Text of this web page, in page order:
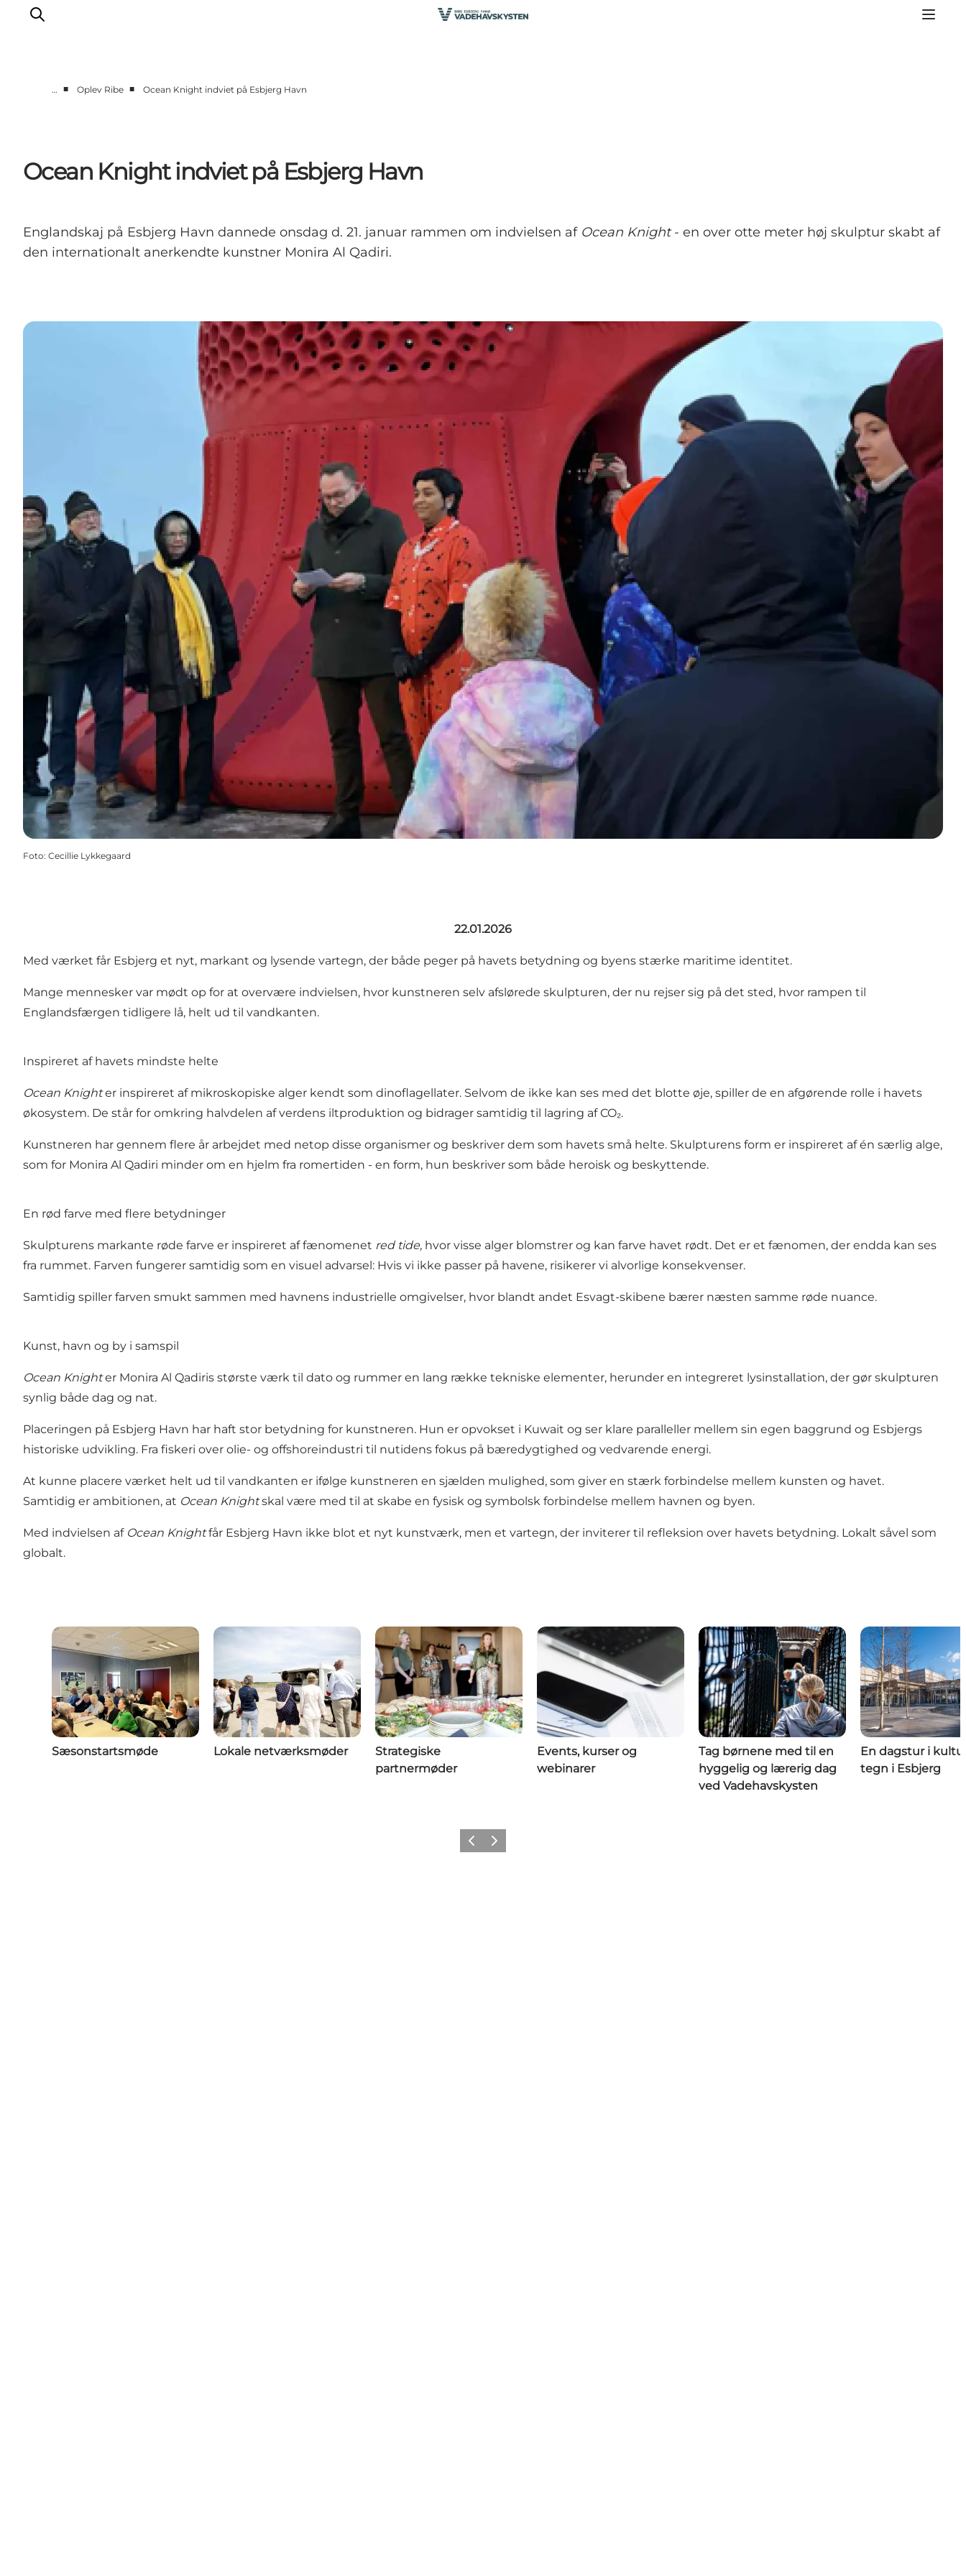
Oplev Fanø
Oplev Mandø
Det Sker
… ■ Oplev Ribe ■ Ocean Knight indviet på Esbjerg Havn
Ocean Knight indviet på Esbjerg Havn
Englandskaj på Esbjerg Havn dannede onsdag d. 21. januar rammen om indvielsen af Ocean Knight- en over otte meter høj skulptur skabt af
den internationalt anerkendte kunstner Monira Al Qadiri.
Foto: Cecillie Lykkegaard
22.01.2026
Med værket får Esbjerg et nyt, markant og lysende vartegn, der både peger på havets betydning og byens stærke maritime identitet.
Mange mennesker var mødt op for at overvære indvielsen, hvor kunstneren selv afslørede skulpturen, der nu rejser sig på det sted, hvor rampen til
Englandsfærgen tidligere lå, helt ud til vandkanten.
Inspireret af havets mindste helte
Ocean Knighter inspireret af mikroskopiske alger kendt som dinoflagellater. Selvom de ikke kan ses med det blotte øje, spiller de en afgørende rolle i havets
økosystem. De står for omkring halvdelen af verdens iltproduktion og bidrager samtidig til lagring af CO₂.
Kunstneren har gennem flere år arbejdet med netop disse organismer og beskriver dem som havets små helte. Skulpturens form er inspireret af én særlig alge,
som for Monira Al Qadiri minder om en hjelm fra romertiden - en form, hun beskriver som både heroisk og beskyttende.
En rød farve med flere betydninger
Skulpturens markante røde farve er inspireret af fænomenet red tide, hvor visse alger blomstrer og kan farve havet rødt. Det er et fænomen, der endda kan ses
fra rummet. Farven fungerer samtidig som en visuel advarsel: Hvis vi ikke passer på havene, risikerer vi alvorlige konsekvenser.
Samtidig spiller farven smukt sammen med havnens industrielle omgivelser, hvor blandt andet Esvagt-skibene bærer næsten samme røde nuance.
Kunst, havn og by i samspil
Ocean Knighter Monira Al Qadiris største værk til dato og rummer en lang række tekniske elementer, herunder en integreret lysinstallation, der gør skulpturen
synlig både dag og nat.
Placeringen på Esbjerg Havn har haft stor betydning for kunstneren. Hun er opvokset i Kuwait og ser klare paralleller mellem sin egen baggrund og Esbjergs
historiske udvikling. Fra fiskeri over olie- og offshoreindustri til nutidens fokus på bæredygtighed og vedvarende energi.
At kunne placere værket helt ud til vandkanten er ifølge kunstneren en sjælden mulighed, som giver en stærk forbindelse mellem kunsten og havet.
Samtidig er ambitionen, at Ocean Knightskal være med til at skabe en fysisk og symbolsk forbindelse mellem havnen og byen.
Med indvielsen af Ocean Knightfår Esbjerg Havn ikke blot et nyt kunstværk, men et vartegn, der inviterer til refleksion over havets betydning. Lokalt såvel som
globalt.
Sæsonstartsmøde Lokale netværksmøder
Strategiske
partnermøder
Events, kurser og
webinarer
Tag børnene med til en
hyggelig og lærerig dag
ved Vadehavskysten
En dagstur i
tegn i Esbjerg
ForrigeNæste